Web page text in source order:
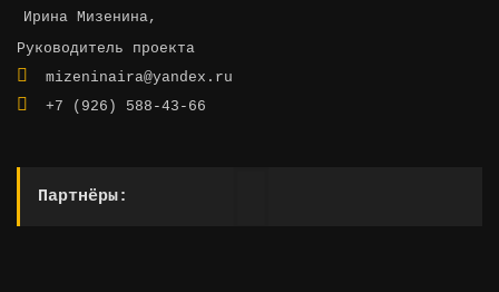
Ирина Мизенина,
Руководитель проекта
mizeninaira@yandex.ru
+7 (926) 588-43-66
Партнёры: